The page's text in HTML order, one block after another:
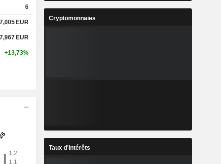
6
7,005 EUR
7,967 EUR
+13,73%
Cryptomonnaies
Taux d'Intérêts